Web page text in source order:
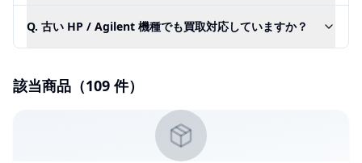
Q. 古い HP / Agilent 機種でも買取対応していますか？
該当商品（109 件）